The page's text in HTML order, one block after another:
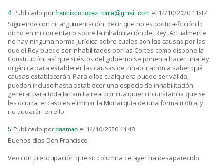
4. Publicado por francisco.lopez.roma@gmail.com el 14/10/2020 11:47
Siguiendo con mi argumentación, decir que no es politica-ficción lo
dicho en mi comentario sobre la inhabilitación del Rey. Actualmente
no hay ninguna norma jurídica sobre cuales son las causas por las
que el Rey puede ser inhabilitados por las Cortes como dispone la
Constitución, así que si éstos del gobierno se ponen a hacer una ley
orgánica para establecer las causas de inhabilitación a saber qué
causas establecerán. Para ellos cualquiera puede ser válida,
pueden incluso hasta establecer una especie de inhabilitación
general para toda la familia real por cualquier circunstancia que se
les ocurra, el caso es eliminar la Monarquía de una forma u otra, y
no dudarán en ello.
5. Publicado por pasmao el 14/10/2020 11:48
Buenos días Don Francisco
Veo con preocupación que su columna de ayer ha desaparecido.